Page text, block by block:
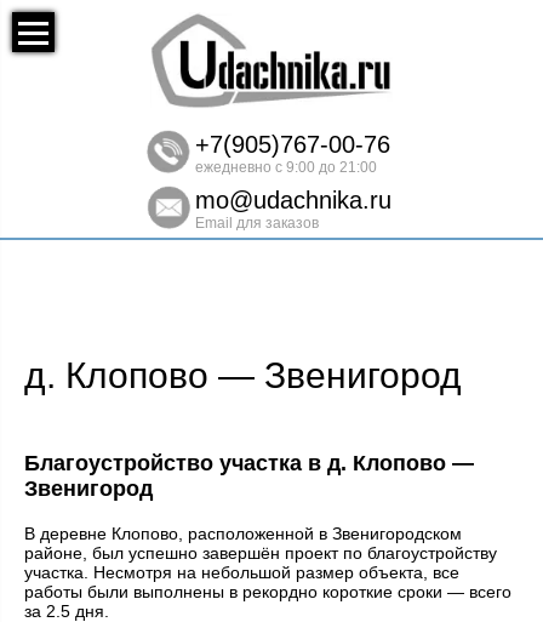
+7(905)767-00-76
ежедневно с 9:00 до 21:00
mo@udachnika.ru
Email для заказов
д. Клопово — Звенигород
Благоустройство участка в д. Клопово —
Звенигород
В деревне Клопово, расположенной в Звенигородском
районе, был успешно завершён проект по благоустройству
участка. Несмотря на небольшой размер объекта, все
работы были выполнены в рекордно короткие сроки — всего
за 2.5 дня.